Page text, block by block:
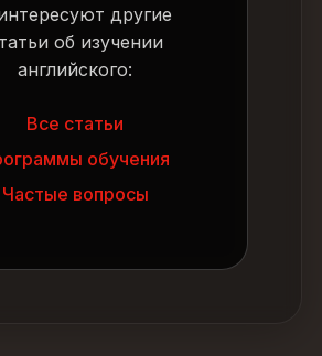
другие
об изучении
английского:
Все статьи
обучения
Частые вопросы